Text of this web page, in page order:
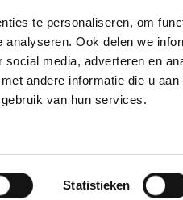
te personaliseren, om
Ook delen we
media, adverteren en
andere informatie die u
van hun services.
Statistieken
Contact